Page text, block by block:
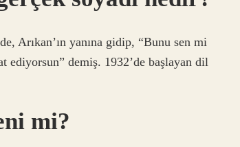
Arıkan’ın yanına gidip, “Bunu sen mi
ediyorsun” demiş. 1932’de başlayan dil
mi?